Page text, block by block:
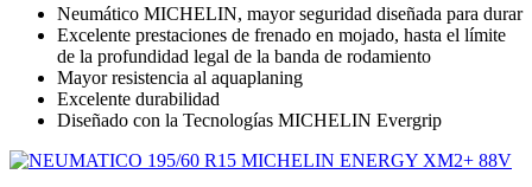
Neumático MICHELIN, mayor seguridad diseñada para durar
Excelente prestaciones de frenado en mojado, hasta el límite
de la profundidad legal de la banda de rodamiento
Mayor resistencia al aquaplaning
Excelente durabilidad
Diseñado con la Tecnologías MICHELIN Evergrip